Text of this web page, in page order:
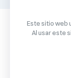
Este sitio web
Al usar este